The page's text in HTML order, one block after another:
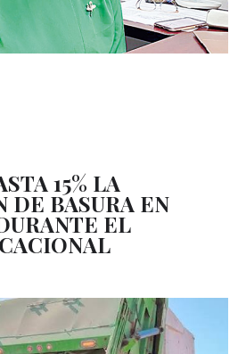
15% LA
DE BASURA EN
EL